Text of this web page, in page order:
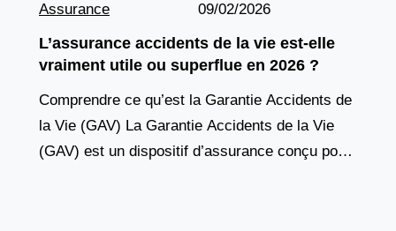
Assurance 09/02/2026
L’assurance accidents de la vie est-elle
vraiment utile ou superflue en 2026 ?
Comprendre ce qu’est la Garantie Accidents de
la Vie (GAV) La Garantie Accidents de la Vie
(GAV) est un dispositif d’assurance conçu pour